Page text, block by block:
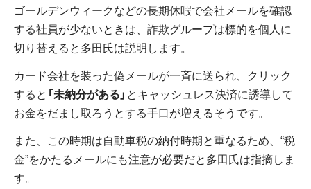
ゴールデンウィークなどの長期休暇で会社メールを確認
する社員が少ないときは、詐欺グループは標的を個人に
切り替えると多田氏は説明します。
カード会社を装った偽メールが一斉に送られ、クリック
すると 「未納分がある」 とキャッシュレス決済に誘導して
お金をだまし取ろうとする手口が増えるそうです。
また、この時期は自動車税の納付時期と重なるため、“税
金”をかたるメールにも注意が必要だと多田氏は指摘しま
す。